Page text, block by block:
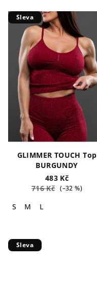
Sleva
GLIMMER TOUCH Top
BURGUNDY
483 Kč
716 Kč (–32 %)
S M L
Sleva